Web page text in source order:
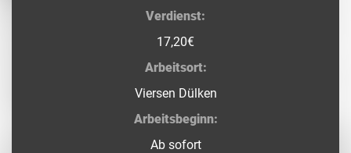
Verdienst:
17,20€
Arbeitsort:
Viersen Dülken
Arbeitsbeginn:
Ab sofort